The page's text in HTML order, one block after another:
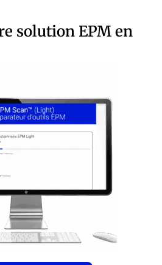
solution EPM en